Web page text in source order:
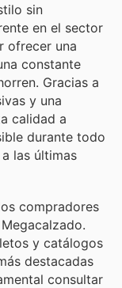
sin
en el sector
ofrecer una
constante
Gracias a
y una
calidad a
durante todo
las últimas
compradores
y catálogos
destacadas
consultar